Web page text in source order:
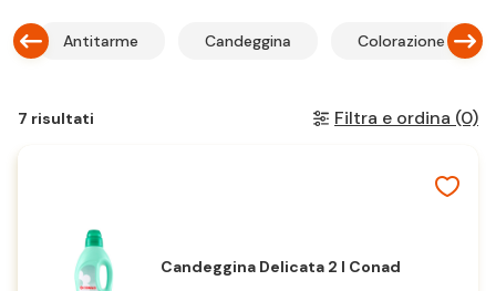
Antitarme Candeggina Colorazione
7 risultati Filtra e ordina (0)
Candeggina Delicata 2 l Conad